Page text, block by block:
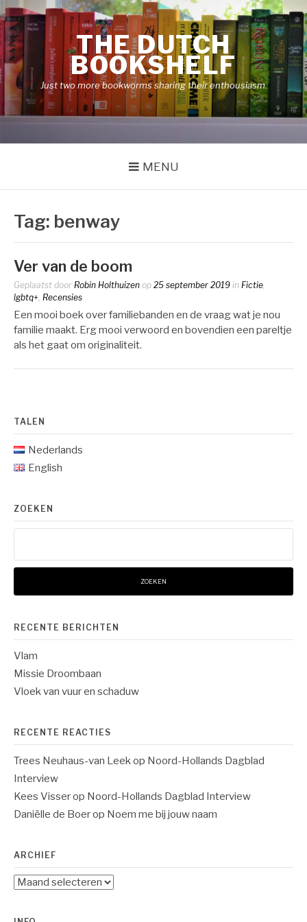
Naar
de
inhoud
springen
THE DUTCH
BOOKSHELF
Just two more bookworms sharing their enthousiasm.
MENU
Tag: benway
Ver van de boom
Geplaatst door Robin Holthuizen op 25 september 2019 in Fictie,
lgbtq+, Recensies
Een mooi boek over familiebanden en de vraag wat je nou
familie maakt. Erg mooi verwoord en bovendien een pareltje
als het gaat om originaliteit.
TALEN
Nederlands
English
ZOEKEN
RECENTE BERICHTEN
Vlam
Missie Droombaan
Vloek van vuur en schaduw
RECENTE REACTIES
Trees Neuhaus-van Leek op Noord-Hollands Dagblad
Interview
Kees Visserop Noord-Hollands Dagblad Interview
Daniëlle de Boerop Noem me bij jouw naam
ARCHIEF
Archief